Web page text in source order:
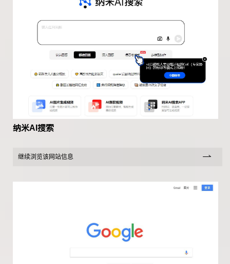
纳米AI搜索
继续浏览该网站信息